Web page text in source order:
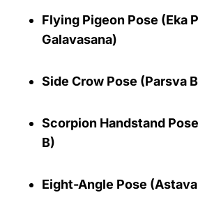
Flying Pigeon Pose (Eka
Galavasana)
Side Crow Pose (Parsva
Scorpion Handstand
B)
Eight-Angle Pose